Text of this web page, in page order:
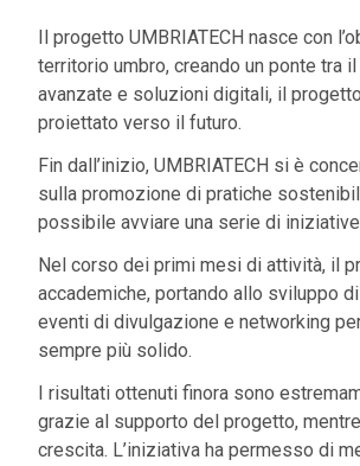
Il progetto UMBRIATECH nasce con
territorio umbro, creando un ponte tra
avanzate e soluzioni digitali, il
proiettato verso il futuro.
Fin dall’inizio, UMBRIATECH si è
sulla promozione di pratiche
possibile avviare una serie di
Nel corso dei primi mesi di attività, il
accademiche, portando allo sviluppo
eventi di divulgazione e networking
sempre più solido.
I risultati ottenuti finora sono
grazie al supporto del progetto,
crescita. L’iniziativa ha permesso di